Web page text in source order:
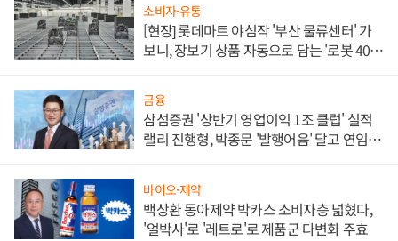
소비자·유통
[현장] 롯데마트 야심작 '부산 물류센터' 가
보니, 장보기 상품 자동으로 담는 '로봇 400
금융
삼섬증권 '상반기 영업이익 1조 클럽' 실적
랠리 진행형, 박종문 '발행어음' 달고 연임 향
바이오·제약
백상환 동아제약 박카스 소비자층 넓혔다,
'얼박사'로 '레트로'로 제품군 다변화 주효